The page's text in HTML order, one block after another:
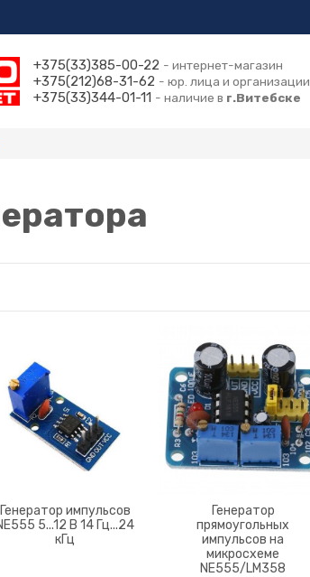
+375(33)385-00-22 - интернет-магазин
+375(212)68-31-62 - юр. лица и организации
+375(33)344-01-11 - наличие в г.Витебскe
Генератор импульсов
5...12 В 14 Гц...24
кГц
Генератор
прямоугольных
импульсов на
микросхеме
NE555/LM358